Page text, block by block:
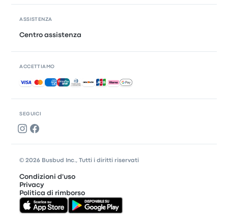
SEGUICI
ASSISTENZA
Centro assistenza
ACCETTIAMO
Pagamenti accettati
© 2026 Busbud Inc., Tutti i diritti riservati
Condizioni d'uso
Privacy
Politica di rimborso